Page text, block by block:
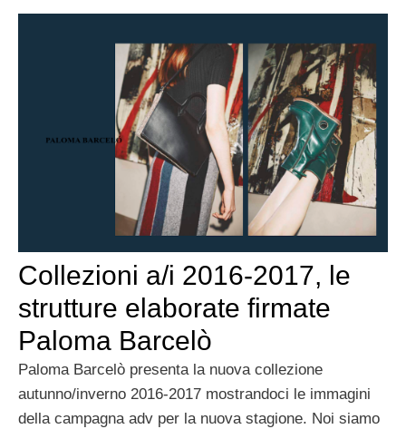
Collezioni a/i 2016-2017, le
strutture elaborate firmate
Paloma Barcelò
Paloma Barcelò presenta la nuova collezione
autunno/inverno 2016-2017 mostrandoci le immagini
della campagna adv per la nuova stagione. Noi siamo